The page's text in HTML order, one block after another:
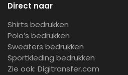
Direct naar
Shirts bedrukken
Polo’s bedrukken
Sweaters bedrukken
Sportkleding bedrukken
Zie ook: Digitransfer.com